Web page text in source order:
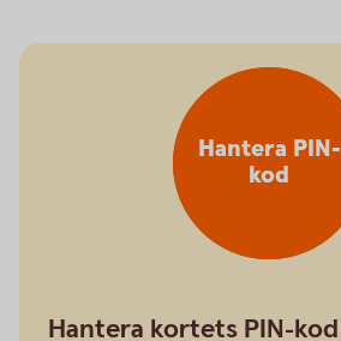
Hantera PIN-
kod
Hantera kortets PIN-kod